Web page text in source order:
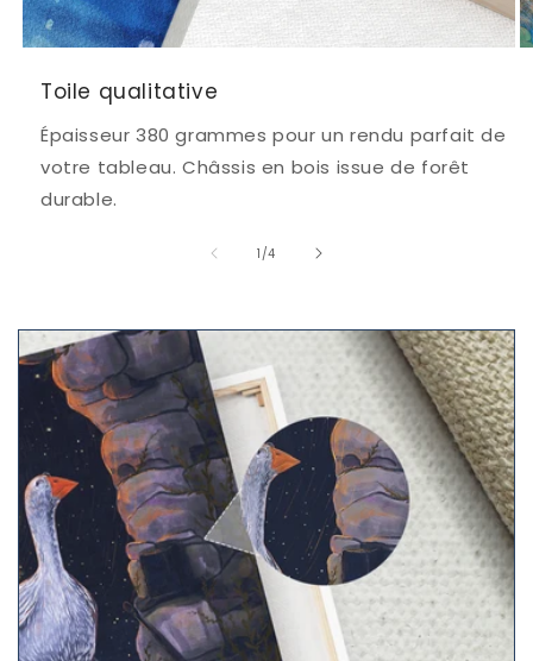
Toile qualitative
Épaisseur 380 grammes pour un rendu parfait de
votre tableau. Châssis en bois issue de forêt
durable.
1 /de
4